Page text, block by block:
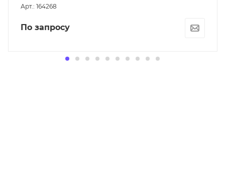
Арт.: 164268
По запросу